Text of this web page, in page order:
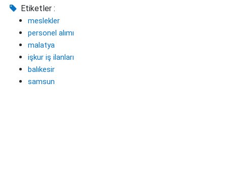
Etiketler :
meslekler
personel alımı
malatya
işkur iş ilanları
balıkesir
samsun